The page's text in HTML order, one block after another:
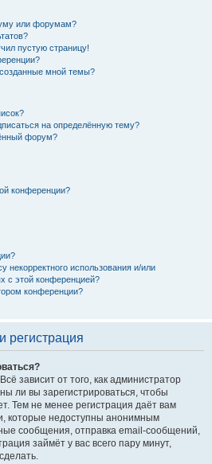
или форумам?
пустую страницу!
мной темы?
на определённую тему?
форум?
конференции?
некорректного использования и/или
с этой конференцией?
конференции?
регистрация
зависит от того, как администратор
ли вы зарегистрироваться, чтобы
Тем не менее регистрация даёт вам
которые недоступны анонимным
сообщения, отправка email-сообщений,
займёт у вас всего пару минут,